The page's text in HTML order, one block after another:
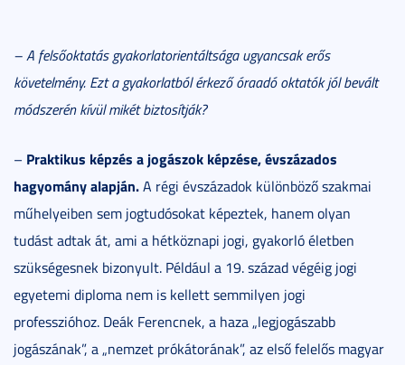
– A felsőoktatás gyakorlatorientáltsága ugyancsak erős
követelmény. Ezt a gyakorlatból érkező óraadó oktatók jól bevált
módszerén kívül mikét biztosítják?
– Praktikus képzés a jogászok képzése, évszázados
hagyomány alapján.A régi évszázadok különböző szakmai
műhelyeiben sem jogtudósokat képeztek, hanem olyan
tudást adtak át, ami a hétköznapi jogi, gyakorló életben
szükségesnek bizonyult. Például a 19. század végéig jogi
egyetemi diploma nem is kellett semmilyen jogi
professzióhoz. Deák Ferencnek, a haza „legjogászabb
jogászának”, a „nemzet prókátorának”, az első felelős magyar